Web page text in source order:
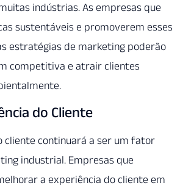
indústrias. As empresas que
sustentáveis e promoverem esses
estratégias de marketing poderão
competitiva e atrair clientes
do Cliente
cliente continuará a ser um fator
industrial. Empresas que
a experiência do cliente em